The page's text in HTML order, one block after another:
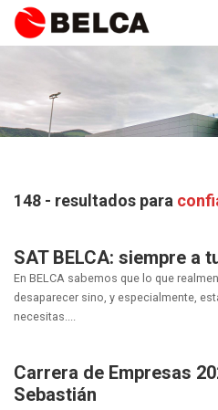
148 - resultados para
SAT BELCA: siempre a
En BELCA sabemos que lo que
desaparecer sino, y especialmente,
necesitas....
Carrera de Empresas
Sebastián